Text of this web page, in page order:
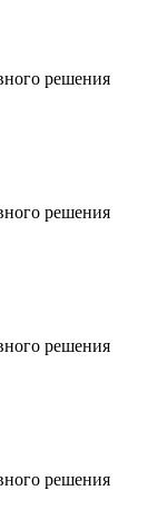
решения
решения
решения
решения